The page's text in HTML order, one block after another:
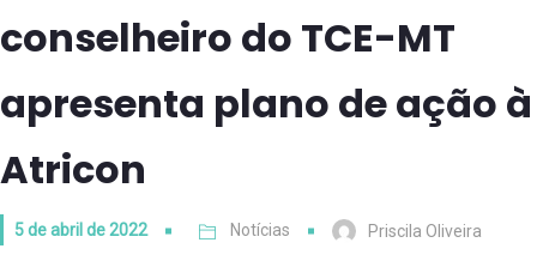
conselheiro do TCE-MT
apresenta plano de ação à
Atricon
5 de abril de 2022 Notícias Priscila Oliveira